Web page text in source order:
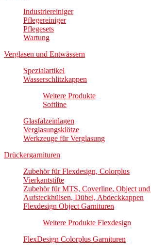
Industriereiniger
Pflegereiniger
Pflegesets
Wartung
Verglasen und Entwässern
Spezialartikel
Wasserschlitzkappen
Weitere Produkte
Softline
Glasfalzeinlagen
Verglasungsklötze
Werkzeuge für Verglasung
Drückergarnituren
Zubehör für Flexdesign, Colorplus
Vierkantstifte
Zubehör für MTS, Coverline, Object
Aufsteckhülsen, Dübel, Abdeckkappen
Flexdesign Object Garnituren
Weitere Produkte Flexdesign
FlexDesign Colorplus Garnituren